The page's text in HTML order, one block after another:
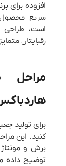
افزوده برای
سریع محصول
است، طراحی
رقبایتان
مراحل
برای تولید
کنید. این
برش و
توضیح داده